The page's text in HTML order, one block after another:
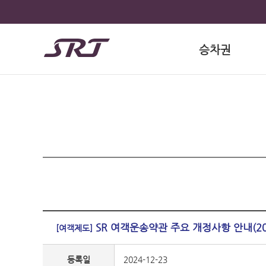
승차권
[여객제도] SR 여객운송약관 주요 개정사항 안내
등록일 2024-12-23